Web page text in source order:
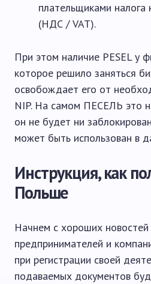
плательщиками налога
(НДС / VAT).
При этом наличие PESEL у
которое решило заняться
освобождает его от
NIP. На самом ПЕСЕЛЬ это
он не будет ни
может быть использован в
Инструкция, как
Польше
Начнем с хороших
предпринимателей и
при регистрации своей
подаваемых документов